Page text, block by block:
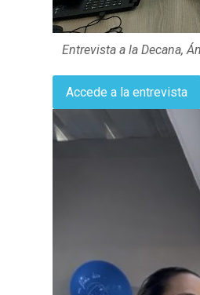
Entrevista a la Decana,
Accede a la entrevista